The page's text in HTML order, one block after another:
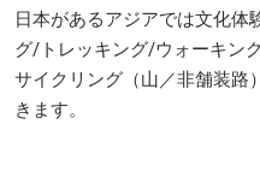
日本があるアジアでは文化体
グ/トレッキング/ウォーキン
サイクリング（山／非舗装路
きます。